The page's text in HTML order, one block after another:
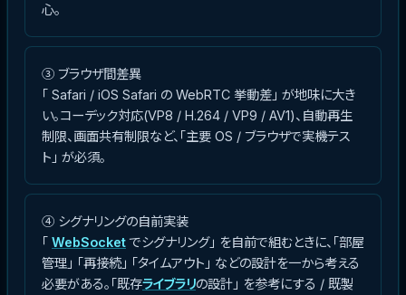
心。
③ ブラウザ間差異
「 Safari / iOS Safari の WebRTC 挙動差」 が地味に大き
い。コーデック対応(VP8 / H.264 / VP9 / AV1)、自動再生
制限、画面共有制限など、「主要 OS / ブラウザで実機テス
ト」 が必須。
④ シグナリングの自前実装
「 WebSocket でシグナリング」 を自前で組むときに、「部屋
管理」 「再接続」 「タイムアウト」 などの設計を一から考える
必要がある。「既存ライブラリの設計」 を参考にする / 既製